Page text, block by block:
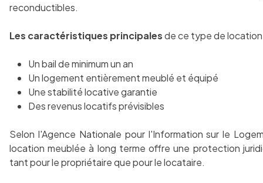
reconductibles.
Les caractéristiques principalesde ce type de
Un bail de minimum un an
Un logement entièrement meublé et équipé
Une stabilité locative garantie
Des revenus locatifs prévisibles
Selon l'Agence Nationale pour l'Information sur le
location meublée à long terme offre une protection
tant pour le propriétaire que pour le locataire.